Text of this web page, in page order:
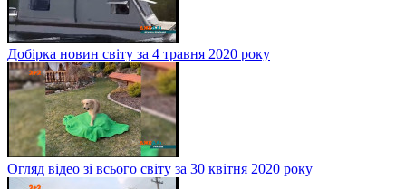
Добірка новин світу за 4 травня 2020 року
Огляд відео зі всього світу за 30 квітня 2020 року